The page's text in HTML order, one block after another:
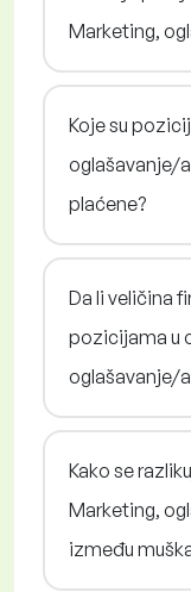
Koje su
oglašavanje/
plaćene?
Da li veličina
pozicijama u
Kako se
Marketing,
između